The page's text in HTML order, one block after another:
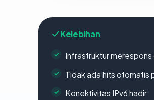
Kelebihan
Infrastruktur
Tidak ada hits otomatis
Konektivitas IPv6 hadir